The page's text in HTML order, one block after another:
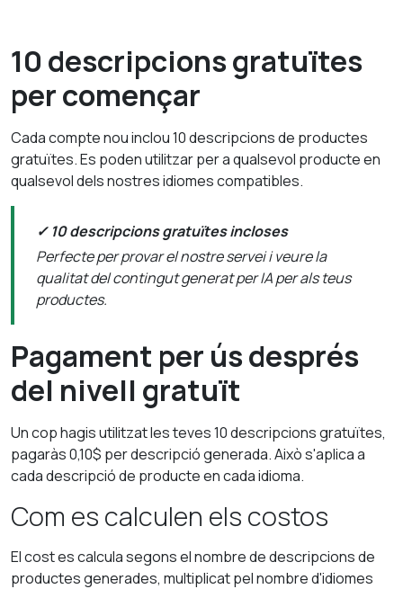
10 descripcions gratuïtes
per començar
Cada compte nou inclou 10 descripcions de productes
gratuïtes. Es poden utilitzar per a qualsevol producte en
qualsevol dels nostres idiomes compatibles.
✓ 10 descripcions gratuïtes incloses
Perfecte per provar el nostre servei i veure la
qualitat del contingut generat per IA per als teus
productes.
Pagament per ús després
del nivell gratuït
Un cop hagis utilitzat les teves 10 descripcions gratuïtes,
pagaràs 0,10$ per descripció generada. Això s'aplica a
cada descripció de producte en cada idioma.
Com es calculen els costos
El cost es calcula segons el nombre de descripcions de
productes generades, multiplicat pel nombre d'idiomes